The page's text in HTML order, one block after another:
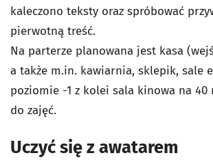
kaleczono teksty oraz spróbować
pierwotną treść.
Na parterze planowana jest kasa
a także m.in. kawiarnia, sklepik, sale
poziomie -1 z kolei sala kinowa na
do zajęć.
Uczyć się z awatarem